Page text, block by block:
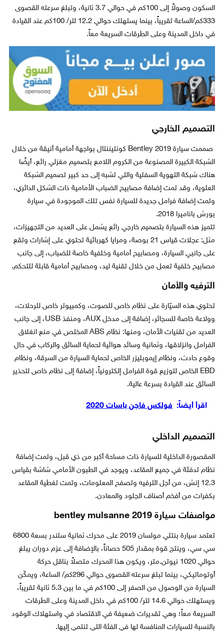
السكون وصولاً إلى 100كم في حوالي 3.7 ثانية، وتبلغ سرعته القصوى
333كم/الساعة تقريباً، بينما يستهلك حوالي 12.2 لتر/ 100كم عند القيادة
في داخل المدينة وعلى الطرقات السريعة معاً.
التصميم الخارجي
صممت سيارة Bentley 2019 كونتيننتال بواجهة أمامية أنيقة من خلال
الشبكة الكبيرة المصنوعة من الكروم اللامع بتصميم مغزلي رائع، أيضًا
هناك شبكة التهوية السفلية والتي تشبه إلى حد كبير تصميم الشبكة
العلوية، وقد تمت إضافة مصابيح الضباب الأمامية ذات الشكل الدائري،
وتمت إضافة فرامل جديدة للسيارة نفس تلك الموجودة في سيارة
بورش باناميرا 2018.
تتميز هذه السيارة بتصميم خارجي رائع يشمل على العديد من التجهيزات،
مثل: عجلات قياس 21 بوصة، ومرايا كهربائية تحتوي على إشارات وتقع
على جانبي السيارة، ومصابيح أمامية وخلفية خاصة للضباب، إلى جانب
مصابيح خلفية تعمل من خلال تقنية ليد، ومصابيح أمامية قابلة للتحكم.
الترفيه والأمان
تحتوي هذه السيّارة على نظام خاص للصوت، وكمبيوتر خاص للرحلات،
وولاعة خاصة للسجائر، إضافة إلى مدخل AUX، ومنفذ USB، إلى جانب
العديد من تقنيات الأمان، ومنها: نظام ABS المختص في منع انغلاق
الفرامل وانزلاقها، وثمانية وسائد هوائية لحماية السائق والركاب في حال
وقوع حادث، ونظام إيموبليزر الخاص لحماية السيارة من السرقة، ونظام
EBD الخاص لتوزيع قوة الفرامل إلكترونياً، إضافة إلى نظام خاص لتحذير
السائق عند القيادة بسرعة عالية.
اقرأ أيضاً: فولكس فاجن باسات 2020
التصميم الداخلي
المقصورة الداخلية للسيارة ذات مساحة أكبر من ذي قبل، وتمت إضافة
نظام تدفئة في جميع المقاعد، ويوجد في الطبون الأمامي شاشة بقياس
12.3 إنش، من أجل الترفيه وتصفح المعلومات، وتمت تغطية المقاعد
بكفرات من أفخم أصناف الجلود والمعادن.
مواصفات سيارة bentley mulsanne 2019
تعتمد سيارة بنتلي مولسان 2019 على محرك ثمانية سلندر بسعة 6800
سي سي، وينتج قوة بمقدار 505 حصاناً، بالإضافة إلى عزم دوران يبلغ
حوالي 1020 نيوتن.متر، ويكون هذا المحرك متصلاً بناقل حركة
أوتوماتيكي، بينما تبلغ سرعته القصوى حوالي 296كم/ الساعة، ويمكّن
السيارة من الوصول من الصفر إلى 100كم في ما بين 5.3 ثانية تقريباً،
ويستهلك حوالي 14.6 لتر/ 100كم في داخل المدينة وعلى الطرقات
السريعة معاً؛ وهي تقديرات ضعيفة في الاقتصاد في واستهلاك الوقود
بالنسبة للسيارات المنافسة لها في الفئة التي تنتمي إليها.